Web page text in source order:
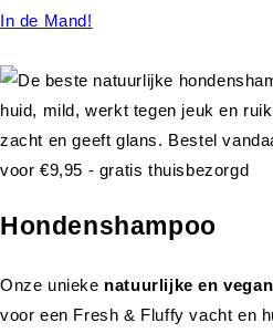
In de Mand!
Hondenshampoo
Onze unieke natuurlijke en vegan
voor een Fresh & Fluffy vacht en